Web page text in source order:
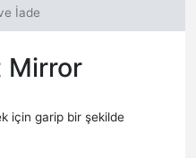
İade
Mirror
için garip bir şekilde